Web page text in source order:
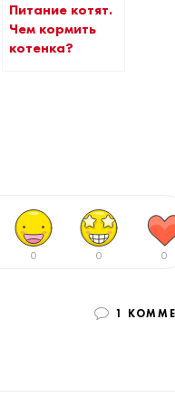
Питание котят.
Чем кормить
котенка?
0 0 0
1